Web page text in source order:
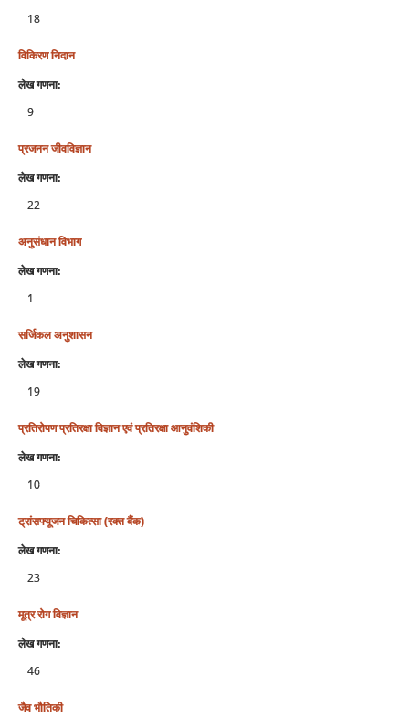
18
विकिरण निदान
लेख गणना:
9
प्रजनन जीवविज्ञान
लेख गणना:
22
अनुसंधान विभाग
लेख गणना:
1
सर्जिकल अनुशासन
लेख गणना:
19
प्रतिरोपण प्रतिरक्षा विज्ञान एवं प्रतिरक्षा आनुवंशिकी
लेख गणना:
10
ट्रांसफ्यूजन चिकित्‍सा (रक्‍त बैंक)
लेख गणना:
23
मूत्र रोग विज्ञान
लेख गणना:
46
जैव भौतिकी